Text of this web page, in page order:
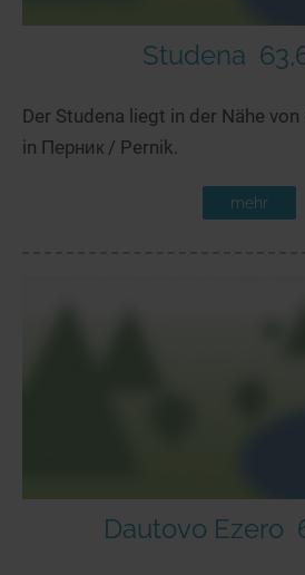
Studena
Der Studena liegt in der Nähe
in Перник / Pernik.
mehr
Dautovo Ezero